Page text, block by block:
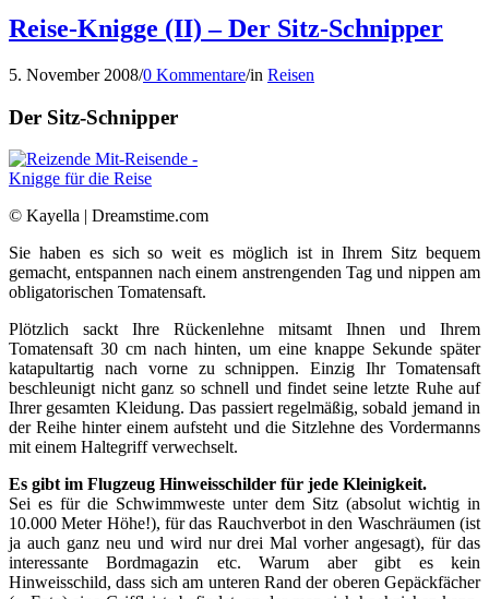
Reise-Knigge (II) – Der Sitz-Schnipper
5. November 2008/0 Kommentare/in Reisen
Der Sitz-Schnipper
© Kayella | Dreamstime.com
Sie haben es sich so weit es möglich ist in Ihrem Sitz bequem
gemacht, entspannen nach einem anstrengenden Tag und nippen am
obligatorischen Tomatensaft.
Plötzlich sackt Ihre Rückenlehne mitsamt Ihnen und Ihrem
Tomatensaft 30 cm nach hinten, um eine knappe Sekunde später
katapultartig nach vorne zu schnippen. Einzig Ihr Tomatensaft
beschleunigt nicht ganz so schnell und findet seine letzte Ruhe auf
Ihrer gesamten Kleidung. Das passiert regelmäßig, sobald jemand in
der Reihe hinter einem aufsteht und die Sitzlehne des Vordermanns
mit einem Haltegriff verwechselt.
Es gibt im Flugzeug Hinweisschilder für jede Kleinigkeit.
Sei es für die Schwimmweste unter dem Sitz (absolut wichtig in
10.000 Meter Höhe!), für das Rauchverbot in den Waschräumen (ist
ja auch ganz neu und wird nur drei Mal vorher angesagt), für das
interessante Bordmagazin etc. Warum aber gibt es kein
Hinweisschild, dass sich am unteren Rand der oberen Gepäckfächer